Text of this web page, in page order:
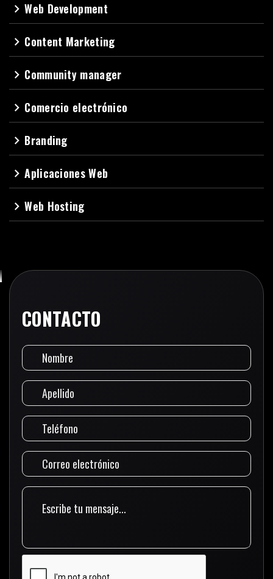
navigate_nextWeb Development
navigate_next Content Marketing
navigate_next Community manager
navigate_next Comercio electrónico
navigate_next Branding
navigate_nextAplicaciones Web
navigate_nextWeb Hosting
CONTACTO